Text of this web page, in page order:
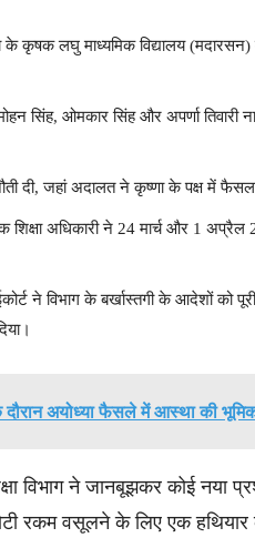
के कृषक लघु माध्यमिक विद्यालय
सिंह, ओमकार सिंह और अपर्णा तिवारी
दी, जहां अदालत ने कृष्णा के पक्ष में
शिक्षा अधिकारी ने 24 मार्च और 1
ने विभाग के बर्खास्तगी के आदेशों को
अयोध्या फैसले में आस्था की भूमिका
विभाग ने जानबूझकर कोई नया
रकम वसूलने के लिए एक